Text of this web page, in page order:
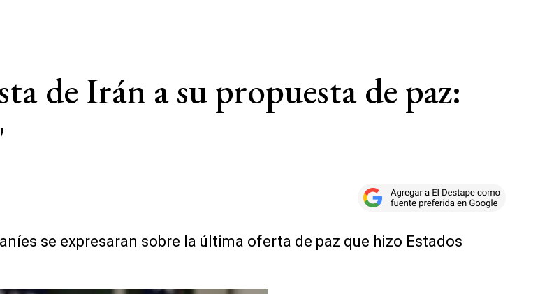
de Irán a su propuesta de paz:
se expresaran sobre la última oferta de paz que hizo Estados